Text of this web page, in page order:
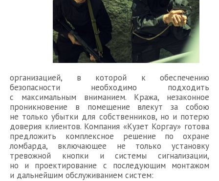
организацией, в которой к обеспечению
безопасности необходимо подходить
с максимальным вниманием. Кража, незаконное
проникновение в помещение влекут за собою
не только убытки для собственников, но и потерю
доверия клиентов. Компания «Кузет Коргау» готова
предложить комплексное решение по охране
ломбарда, включающее не только установку
тревожной кнопки и системы сигнализации,
но и проектирование с последующим монтажом
и дальнейшим обслуживанием систем: